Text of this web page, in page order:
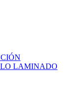
LAMINADO